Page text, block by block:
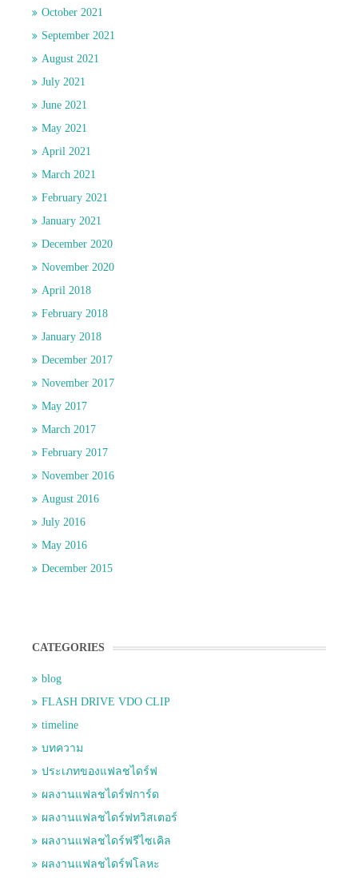
October 2021
September 2021
August 2021
July 2021
June 2021
May 2021
April 2021
March 2021
February 2021
January 2021
December 2020
November 2020
April 2018
February 2018
January 2018
December 2017
November 2017
May 2017
March 2017
February 2017
November 2016
August 2016
July 2016
May 2016
December 2015
CATEGORIES
blog
FLASH DRIVE VDO CLIP
timeline
บทความ
ประเภทของแฟลชไดร์ฟ
ผลงานแฟลชไดร์ฟการ์ด
ผลงานแฟลชไดร์ฟทวิสเตอร์
ผลงานแฟลชไดร์ฟรีไซเคิล
ผลงานแฟลชไดร์ฟโลหะ